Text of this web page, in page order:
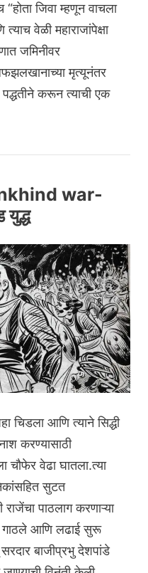
जिवा म्हणून वाचला
वेळी महाराजांपेक्षा
जमिनीवर
मृत्यूनंतर
करून त्याची एक
war-
युद्ध
आणि त्याने सिद्धी
करण्यासाठी
चौफेर वेढा घातला.त्या
सुटत
पाठलाग करणाऱ्या
गाठले आणि लढाई सुरू
सरदार बाजीप्रभु देशपांडे